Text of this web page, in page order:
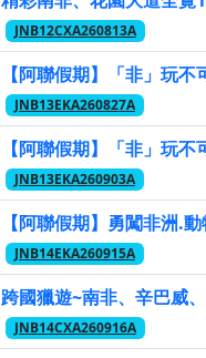
JNB12CXA260813A
【阿聯假期】「非」玩
JNB13EKA260827A
【阿聯假期】「非」玩
JNB13EKA260903A
【阿聯假期】勇闖非洲.
JNB14EKA260915A
跨國獵遊~南非、辛巴威
JNB14CXA260916A